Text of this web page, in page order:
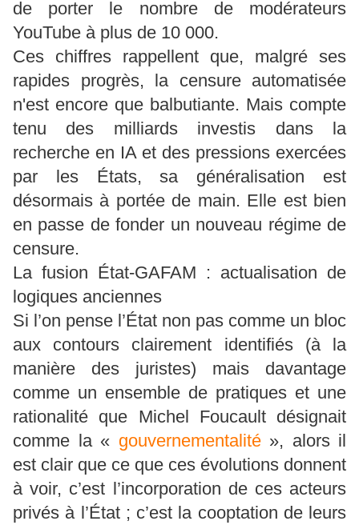
de porter le nombre de modérateurs
YouTube à plus de 10 000.
Ces chiffres rappellent que, malgré ses
rapides progrès, la censure automatisée
n'est encore que balbutiante. Mais compte
tenu des milliards investis dans la
recherche en IA et des pressions exercées
par les États, sa généralisation est
désormais à portée de main. Elle est bien
en passe de fonder un nouveau régime de
censure.
La fusion État-GAFAM : actualisation de
logiques anciennes
Si l’on pense l’État non pas comme un bloc
aux contours clairement identifiés (à la
manière des juristes) mais davantage
comme un ensemble de pratiques et une
rationalité que Michel Foucault désignait
comme la « gouvernementalité», alors il
est clair que ce que ces évolutions donnent
à voir, c’est l’incorporation de ces acteurs
privés à l’État ; c’est la cooptation de leurs